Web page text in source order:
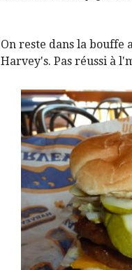
On reste dans la
Harvey's. Pas réussi à